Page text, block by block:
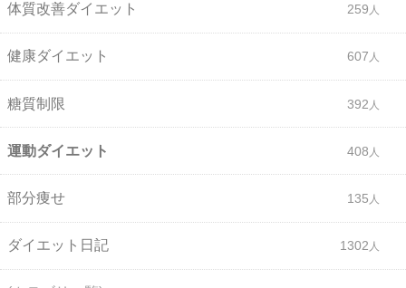
体質改善ダイエット 259
健康ダイエット 607
糖質制限 392
運動ダイエット 408
部分痩せ 135
ダイエット日記 1302